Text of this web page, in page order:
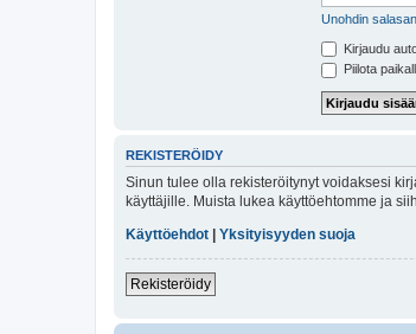
Unohdin
Kirjaudu
Piilota
REKISTERÖIDY
Sinun tulee olla rekisteröitynyt voidaksesi
käyttäjille. Muista lukea käyttöehtomme ja
Käyttöehdot
Yksityisyyden suoja
Rekisteröidy